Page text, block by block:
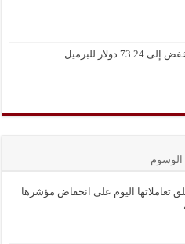
دولار للبرميل
الوسوم
تعاملاتها اليوم على انخفاض مؤشرها